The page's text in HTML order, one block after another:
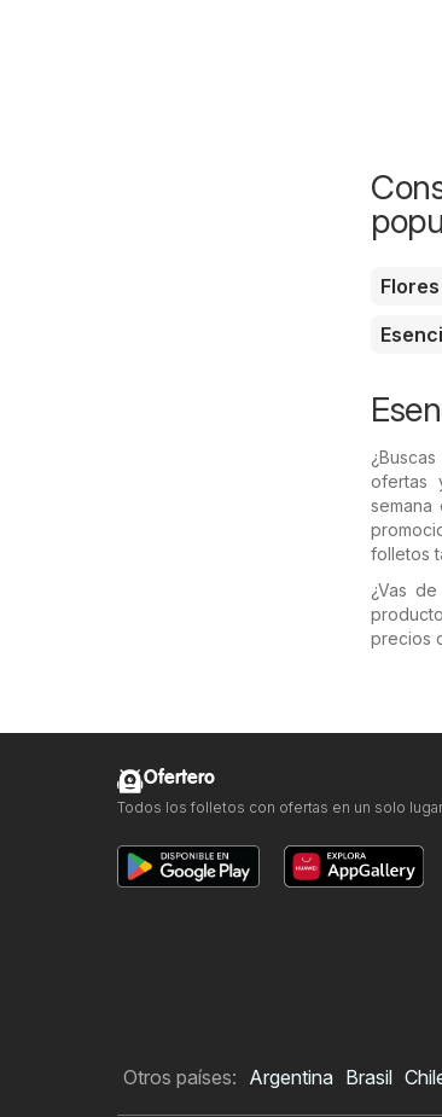
Flores
ofertas
semana
folletos
¿Vas
precios
Ofertero
Todos los folletos con ofertas en un solo lugar
Otros países: Argentina Brasil